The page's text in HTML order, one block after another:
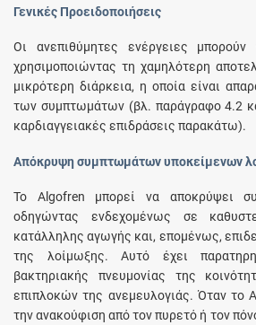
Γενικές Προειδοποιήσεις
Οι ανεπιθύμητες ενέργειες μπορούν
χρησιμοποιώντας τη χαμηλότερη
μικρότερη διάρκεια, η οποία είναι
των συμπτωμάτων (βλ. παράγραφο 4.2
καρδιαγγειακές επιδράσεις παρακάτω).
Απόκρυψη συμπτωμάτων υποκείμενων
Το Algofren μπορεί να αποκρύψει
οδηγώντας ενδεχομένως σε
κατάλληλης αγωγής και, επομένως,
της λοίμωξης. Αυτό έχει
βακτηριακής πνευμονίας της
επιπλοκών της ανεμευλογιάς. Όταν το
την ανακούφιση από τον πυρετό ή τον